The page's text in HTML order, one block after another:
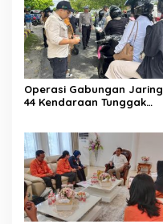
Operasi Gabungan Jaring
44 Kendaraan Tunggak